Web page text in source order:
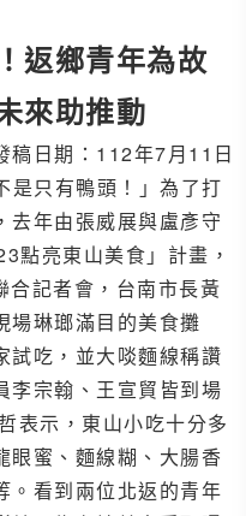
返鄉青年為故
來助推動
稿日期：112年7月11日
是只有鴨頭！」為了打
去年由張威展與盧彥守
點亮東山美食」計畫，
記者會，台南市長黃
場琳瑯滿目的美食攤
試吃，並大啖麵線稱讚
李宗翰、王宣貿皆到場
表示，東山小吃十分多
眼蜜、麵線糊、大腸香
。看到兩位北返的青年